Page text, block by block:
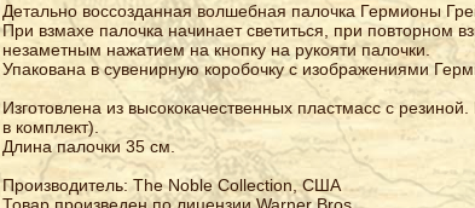
Детально воссозданная волшебная палочка Гермионы
При взмахе палочка начинает светиться, при повторном
незаметным нажатием на кнопку на рукояти палочки.
Упакована в сувенирную коробочку с изображениями
Изготовлена из высококачественных пластмасс с
в комплект).
Длина палочки 35 см.
Производитель: The Noble Collection, США